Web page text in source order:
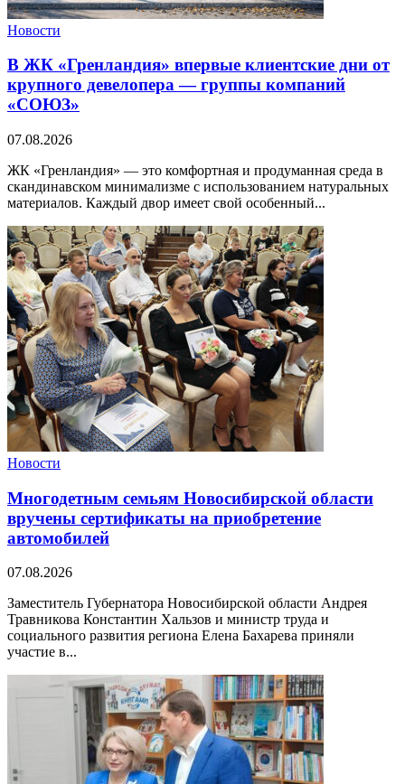
Новости
В ЖК «Гренландия» впервые клиентские дни от
крупного девелопера — группы компаний
«СОЮЗ»
07.08.2026
ЖК «Гренландия» — это комфортная и продуманная среда в
скандинавском минимализме с использованием натуральных
материалов. Каждый двор имеет свой особенный...
Новости
Многодетным семьям Новосибирской области
вручены сертификаты на приобретение
автомобилей
07.08.2026
Заместитель Губернатора Новосибирской области Андрея
Травникова Константин Хальзов и министр труда и
социального развития региона Елена Бахарева приняли
участие в...